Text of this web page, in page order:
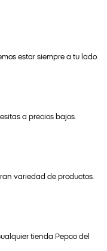
estar siempre a tu lado.
a precios bajos.
variedad de productos.
tienda Pepco del